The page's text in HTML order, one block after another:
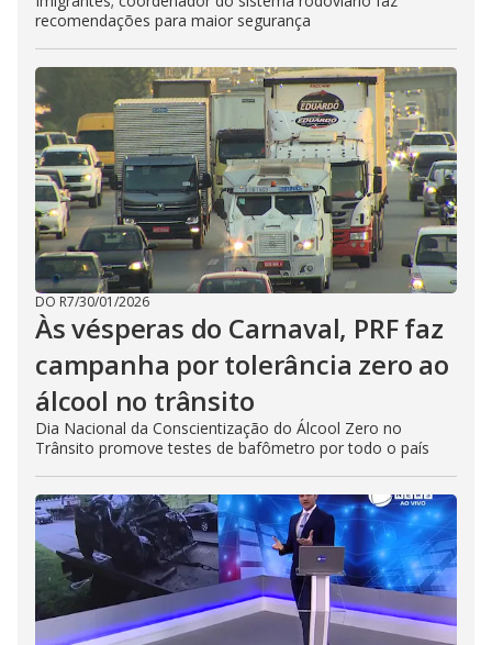
recomendações para maior segurança
DO R7/30/01/2026
Às vésperas do Carnaval, PRF faz
campanha por tolerância zero ao
álcool no trânsito
Dia Nacional da Conscientização do Álcool Zero no
Trânsito promove testes de bafômetro por todo o país